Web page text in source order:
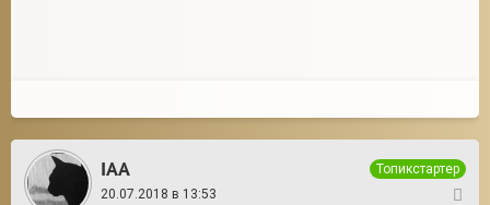
IAA
Топикстартер
20.07.2018 в 13:53